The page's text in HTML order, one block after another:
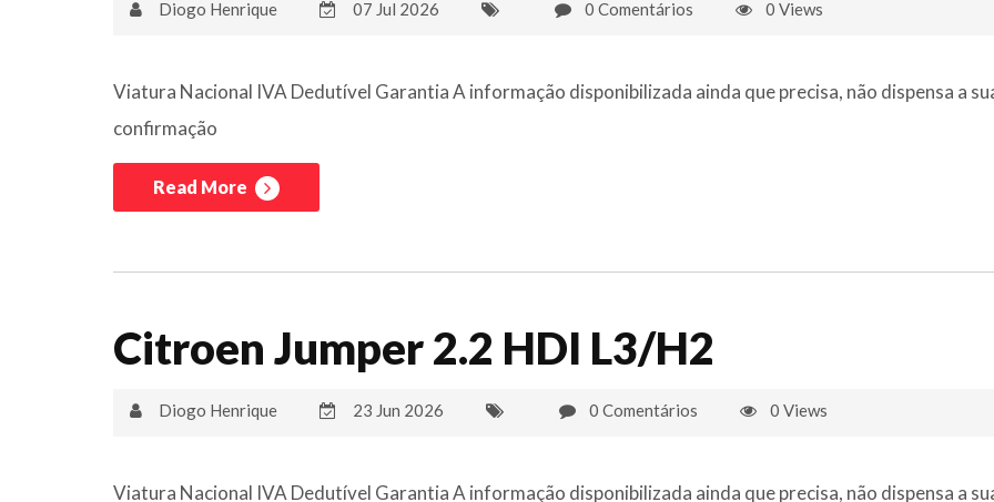
Diogo Henrique 07 Jul 2026 0 Comentários 0 Views
Viatura Nacional IVA Dedutível Garantia A informação disponibilizada ainda que precisa, não dispensa a
confirmação
Read More
Citroen Jumper 2.2 HDI L3/H2
Diogo Henrique 23 Jun 2026 0 Comentários 0 Views
Viatura Nacional IVA Dedutível Garantia A informação disponibilizada ainda que precisa, não dispensa a